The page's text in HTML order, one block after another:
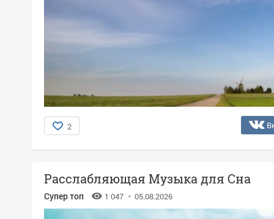
2
Расслабляющая Музыка для Сна
Супер топ 1 047 05.08.2026